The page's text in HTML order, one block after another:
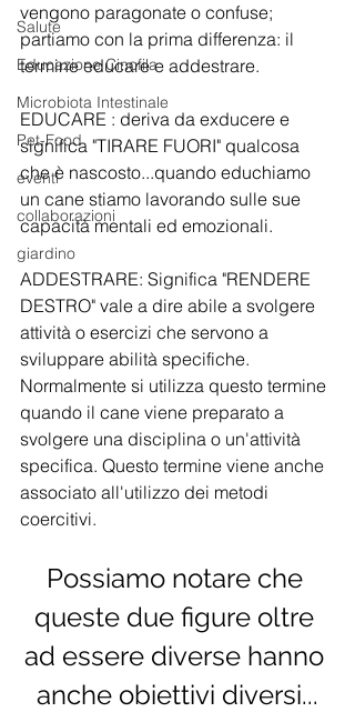
Salute
Educazione Cinofila
Microbiota Intestinale
Pet-Food
eventi
collaborazioni
giardino
vengono paragonate o confuse;
partiamo con la prima differenza: il
termine educare e addestrare.
EDUCARE : deriva da exducere e
significa "TIRARE FUORI" qualcosa
che è nascosto...quando educhiamo
un cane stiamo lavorando sulle sue
capacità mentali ed emozionali.
ADDESTRARE: Significa "RENDERE
DESTRO" vale a dire abile a svolgere
attività o esercizi che servono a
sviluppare abilità specifiche.
Normalmente si utilizza questo termine
quando il cane viene preparato a
svolgere una disciplina o un'attività
specifica. Questo termine viene anche
associato all'utilizzo dei metodi
coercitivi.
Possiamo notare che
queste due figure oltre
ad essere diverse hanno
anche obiettivi diversi...